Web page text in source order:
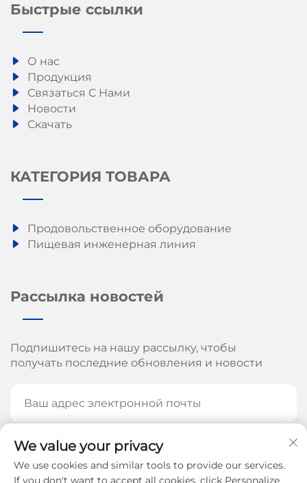
Быстрые ссылки
О нас
Продукция
Связаться С Нами
Новости
Скачать
КАТЕГОРИЯ ТОВАРА
Продовольственное оборудование
Пищевая инженерная линия
Рассылка новостей
Подпишитесь на нашу рассылку, чтобы
получать последние обновления и новости
ПОДПИШИТЕСЬ СЕЙЧАС
We value your privacy
We use cookies and similar tools to provide our services.
If you don't want to accept all cookies, click Personalize